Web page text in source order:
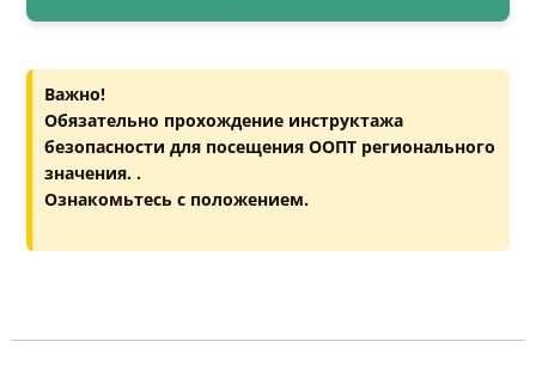
Важно!
Обязательно прохождение инструктажа
безопасности для посещения ООПТ регионального
значения. .
Ознакомьтесь с положением.